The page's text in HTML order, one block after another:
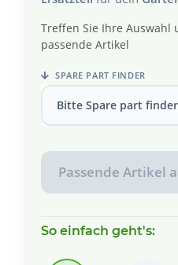
Treffen Sie Ihre Auswahl
passende Artikel
SPARE PART FINDER
Bitte Spare part
Passende Artikel
So einfach geht's: